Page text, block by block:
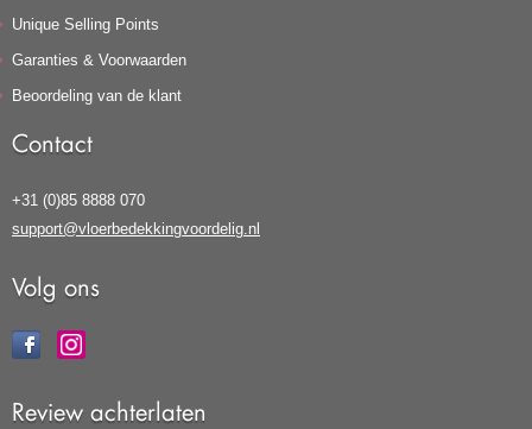
Unique Selling Points
Garanties & Voorwaarden
Beoordeling van de klant
Contact
+31 (0)85 8888 070
support@vloerbedekkingvoordelig.nl
Volg ons
Review achterlaten